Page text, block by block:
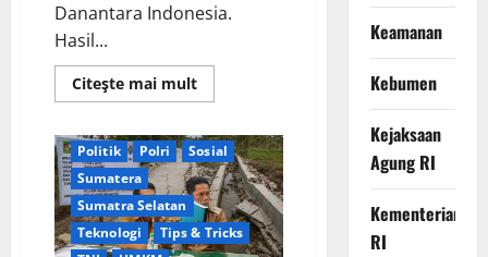
Danantara Indonesia.
Hasil...
Citeşte mai multRead
more
Capai
Target,
Danantara
Buka
Peluang
Terbitkan
Obligasi
Tenor
Kesehatan
KPK
Kriminal
Nasional
News Populer
Palembang
Politik
Polri
Sosial
Sumatera
Sumatra Selatan
Teknologi
Tips & Tricks
Keamanan
Kebumen
Kejaksaan
Agung RI
Kementerian
RI